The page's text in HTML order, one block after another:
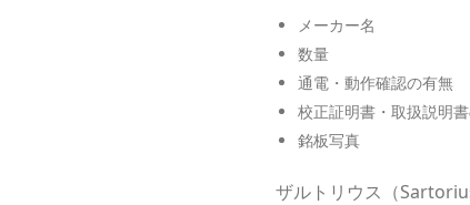
メーカー名
数量
通電・動作確認の有無
校正証明書・取扱説明
銘板写真
ザルトリウス（